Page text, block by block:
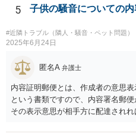
対して義務を負っていないという
方に請求してくのが良いのではと
しいところですが、リフォーム工事
発生しているということですので
約をしなかったとして、仲介手数
償請求することが考えられます。
5 子供の騒音についての
#近隣トラブル（隣人・騒音・ペット問題）
2025年6月24日
匿名A 弁護士
内容証明郵便とは、作成者の意思
という書類ですので、内容署名郵
その表示意思が相手方に配達され
的とした意思表示のことを言いま